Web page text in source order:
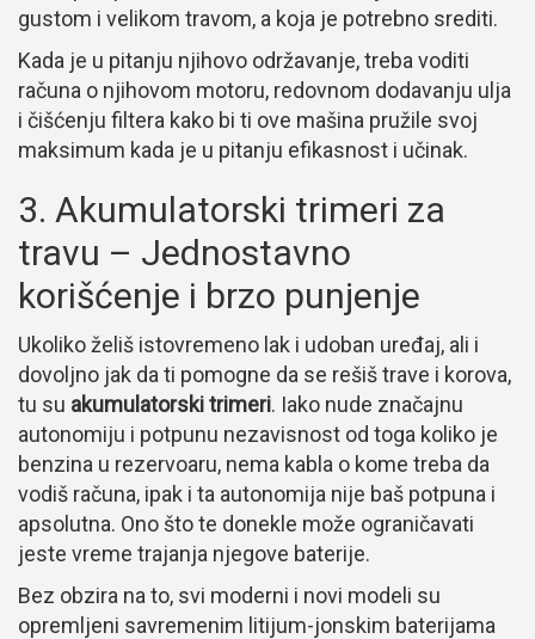
gustom i velikom travom, a koja je potrebno srediti.
Kada je u pitanju njihovo održavanje, treba voditi
računa o njihovom motoru, redovnom dodavanju ulja
i čišćenju filtera kako bi ti ove mašina pružile svoj
maksimum kada je u pitanju efikasnost i učinak.
3. Akumulatorski trimeri za
travu – Jednostavno
korišćenje i brzo punjenje
Ukoliko želiš istovremeno lak i udoban uređaj, ali i
dovoljno jak da ti pomogne da se rešiš trave i korova,
tu su akumulatorski trimeri. Iako nude značajnu
autonomiju i potpunu nezavisnost od toga koliko je
benzina u rezervoaru, nema kabla o kome treba da
vodiš računa, ipak i ta autonomija nije baš potpuna i
apsolutna. Ono što te donekle može ograničavati
jeste vreme trajanja njegove baterije.
Bez obzira na to, svi moderni i novi modeli su
opremljeni savremenim litijum-jonskim baterijama